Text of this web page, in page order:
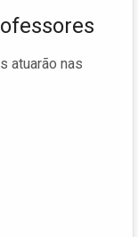
atuarão nas